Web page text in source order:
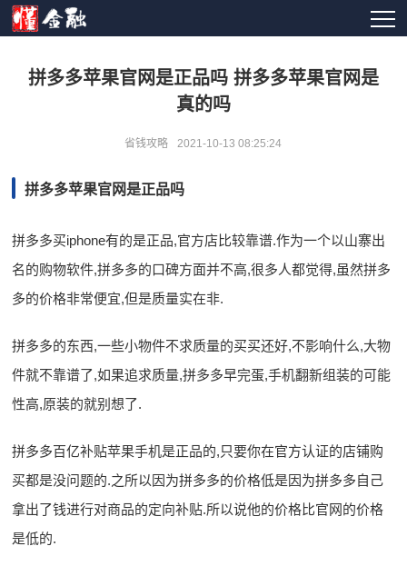
拼多多苹果官网是正品吗 拼多多苹果官网是
真的吗
省钱攻略 2021-10-13 08:25:24
拼多多苹果官网是正品吗
拼多多买iphone有的是正品,官方店比较靠谱.作为一个以山寨出
名的购物软件,拼多多的口碑方面并不高,很多人都觉得,虽然拼多
多的价格非常便宜,但是质量实在非.
拼多多的东西,一些小物件不求质量的买买还好,不影响什么,大物
件就不靠谱了,如果追求质量,拼多多早完蛋,手机翻新组装的可能
性高,原装的就别想了.
拼多多百亿补贴苹果手机是正品的,只要你在官方认证的店铺购
买都是没问题的.之所以因为拼多多的价格低是因为拼多多自己
拿出了钱进行对商品的定向补贴.所以说他的价格比官网的价格
是低的.